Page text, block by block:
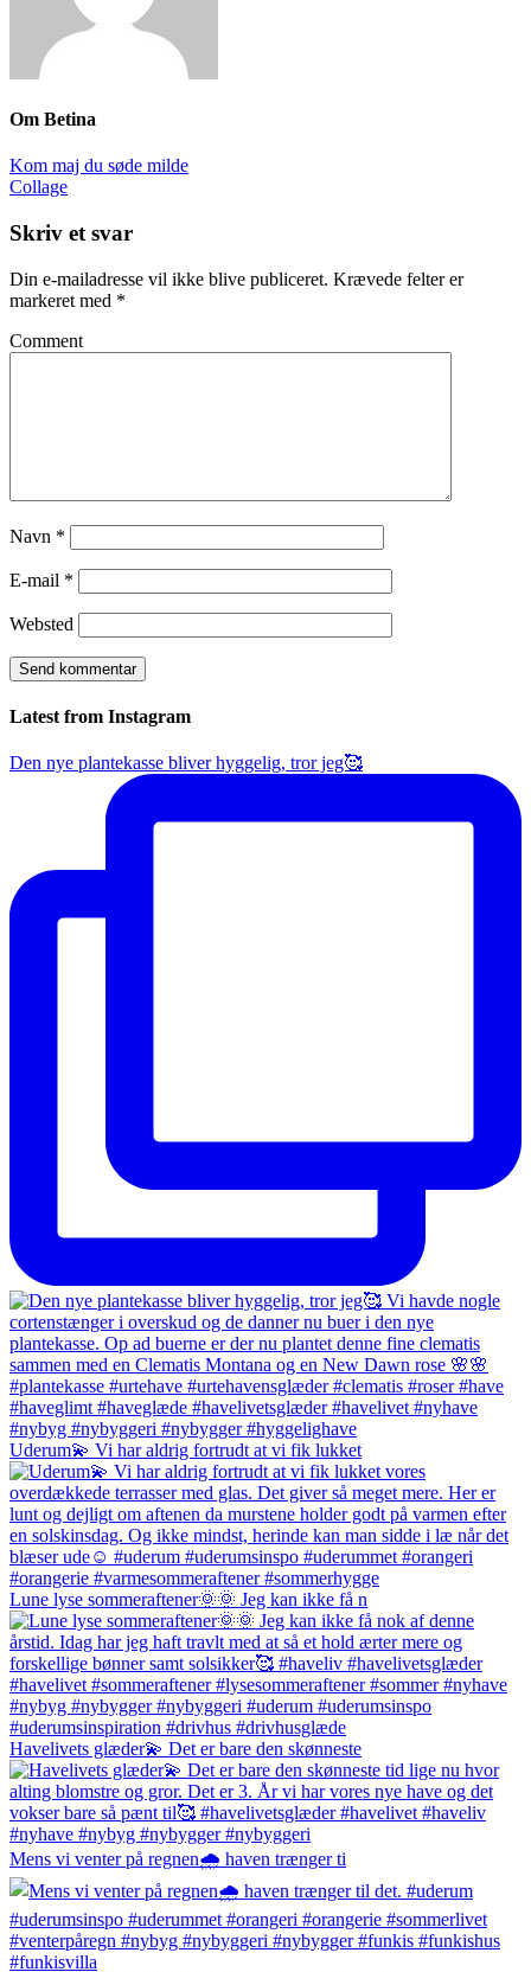
Om Betina
Kom maj du søde milde
Collage
Skriv et svar
Din e-mailadresse vil ikke blive publiceret. Krævede felter er
markeret med *
Comment
Navn *
E-mail *
Websted
Latest from Instagram
Den nye plantekasse bliver hyggelig, tror jeg🥰
Uderum💫 Vi har aldrig fortrudt at vi fik lukket
Lune lyse sommeraftener🌞🌞 Jeg kan ikke få n
Havelivets glæder💫 Det er bare den skønneste
Mens vi venter på regnen🌧️ haven trænger ti